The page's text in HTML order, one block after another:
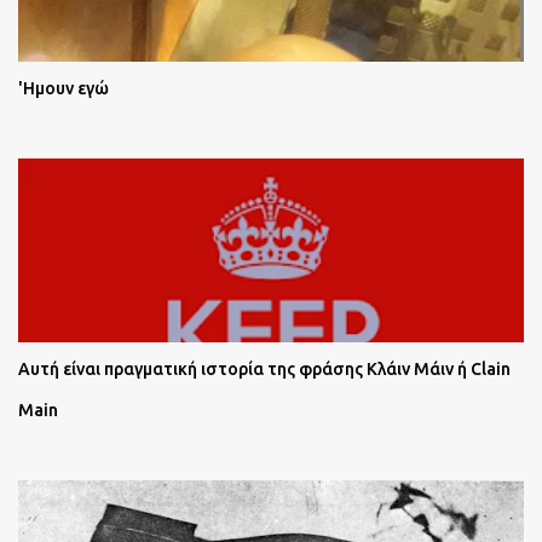
'Ημουν εγώ
Αυτή είναι πραγματική ιστορία της φράσης Κλάιν Μάιν ή Clain
Main